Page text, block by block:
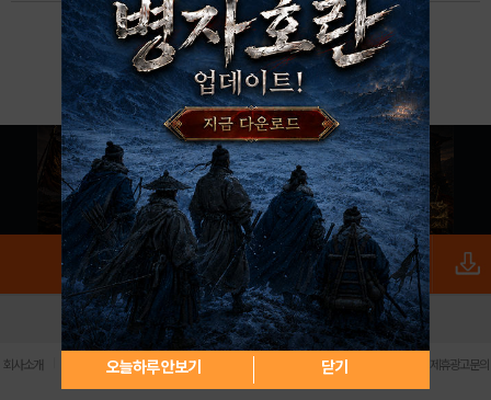
아이디 / 비밀번호 찾기 회원가입
오늘하루 안보기 닫기
로그인 PC버전 전체앱
회사소개 | 개인정보 처리방침 불법촬영물 신고센터 제휴광고문의